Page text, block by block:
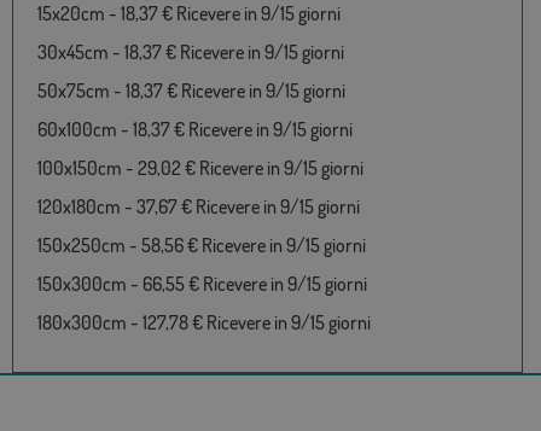
15x20cm - 18,37 € Ricevere in 9/15 giorni
30x45cm - 18,37 € Ricevere in 9/15 giorni
50x75cm - 18,37 € Ricevere in 9/15 giorni
60x100cm - 18,37 € Ricevere in 9/15 giorni
100x150cm - 29,02 € Ricevere in 9/15 giorni
120x180cm - 37,67 € Ricevere in 9/15 giorni
150x250cm - 58,56 € Ricevere in 9/15 giorni
150x300cm - 66,55 € Ricevere in 9/15 giorni
180x300cm - 127,78 € Ricevere in 9/15 giorni